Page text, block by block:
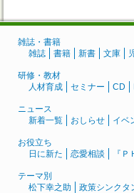
雑誌・書籍
雑誌
書籍 新書 文庫
研修・教材
人材育成
セミナー CD
ニュース
新着一覧
おしらせ イベ
お役立ち
日に新た
恋愛相談 『
テーマ別
松下幸之助
政策シンクタ